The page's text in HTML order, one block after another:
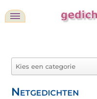
Netgedichten